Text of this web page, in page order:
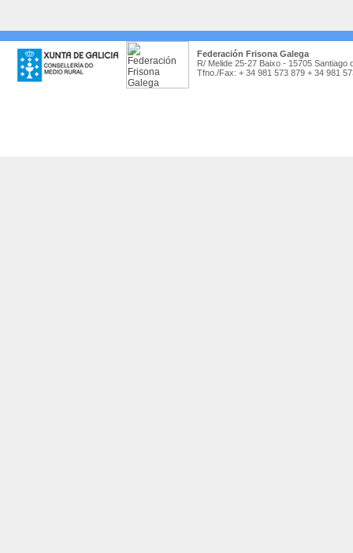
Federación Frisona Galega
R/ Melide 25-27 Baixo - 15705 Santiago
Tfno./Fax: + 34 981 573 879 + 34 981